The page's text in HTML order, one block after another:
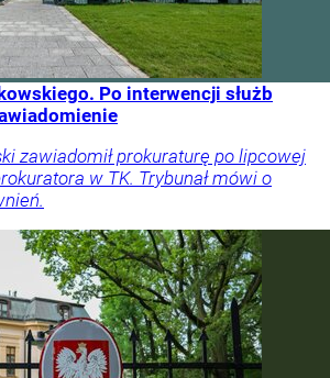
Po interwencji służb
zawiadomił prokuraturę po lipcowej
w TK. Trybunał mówi o